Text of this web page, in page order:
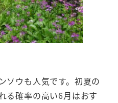
ソウも人気です。初夏の
る確率の高い6月はおす